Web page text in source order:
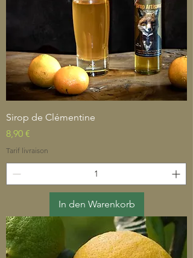
Sirop de Clémentine
Preis
8,90 €
Tarif livraison
In den Warenkorb